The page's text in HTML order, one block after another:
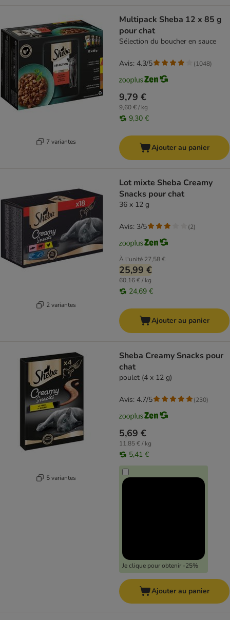
7 variantes
Multipack Sheba 12 x 85 g
pour chat
Sélection du boucher en sauce
9,79 €
9,60 € / kg
9,30 €
Avis: 4.3/5 (1048)
Ajouter au panier
2 variantes
Lot mixte Sheba Creamy
Snacks pour chat
36 x 12 g
À l'unité 27,58 €
25,99 €
60,16 € / kg
24,69 €
Avis: 3/5 (2)
Ajouter au panier
5 variantes
Sheba Creamy Snacks pour
chat
poulet (4 x 12 g)
5,69 €
11,85 € / kg
5,41 €
Je clique pour obtenir -25%
Avis: 4.7/5 (230)
Ajouter au panier